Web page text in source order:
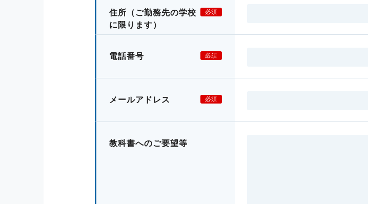
住所 （ご勤務先の学校
に限ります）
必須
電話番号 必須
メールアドレス 必須
教科書へのご要望等